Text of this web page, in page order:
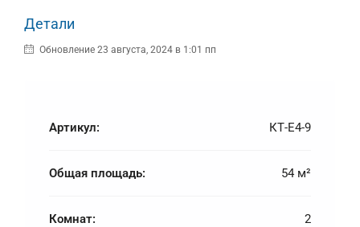
Детали
Обновление 23 августа, 2024 в 1:01 пп
Артикул: КТ-Е4-9
Общая площадь: 54 м²
Комнат: 2